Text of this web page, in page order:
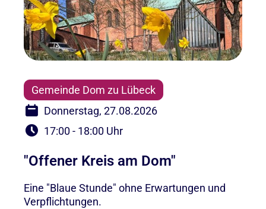
Gemeinde Dom zu Lübeck
Donnerstag, 27.08.2026
17:00 - 18:00 Uhr
"Offener Kreis am Dom"
Eine "Blaue Stunde" ohne Erwartungen und
Verpflichtungen.